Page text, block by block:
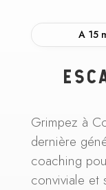
A 15
Grimpez à
dernière
coaching
conviviale et